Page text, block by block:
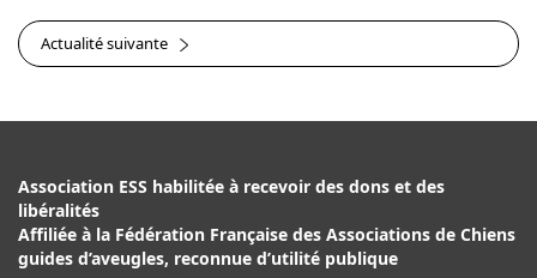
Actualité suivante
Association ESS habilitée à recevoir des dons et des
libéralités
Affiliée à la Fédération Française des Associations de Chiens
guides d’aveugles, reconnue d’utilité publique